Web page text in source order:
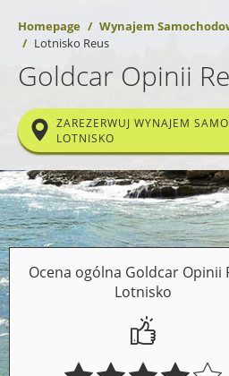
Homepage Wynajem
Lotnisko Reus
Goldcar Opinii
ZAREZERWUJ WYNAJEM
LOTNISKO
Ocena ogólna Goldcar Opinii
Lotnisko